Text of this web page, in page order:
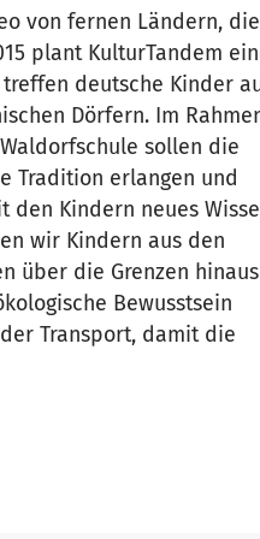
von fernen Ländern,
plant KulturTandem
deutsche Kinder
Dörfern. Im
sollen die
Tradition erlangen und
Kindern neues
wir Kindern aus den
über die Grenzen hinaus
Bewusstsein
Transport, damit die